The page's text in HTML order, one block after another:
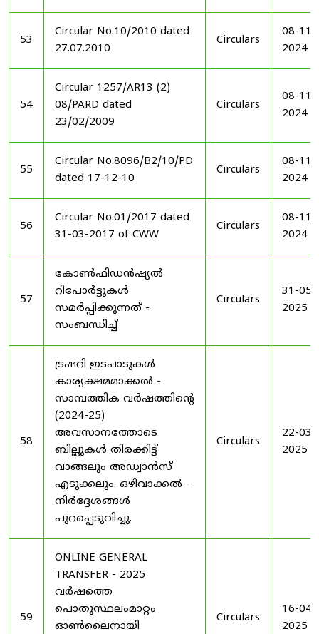
53
Circular No.10/2010 dated
27.07.2010
Circulars
08-11-
2024
54
Circular 1257/AR13 (2)
08/PARD dated
23/02/2009
Circulars
08-11-
2024
55
Circular No.8096/B2/10/PD
dated 17-12-10
Circulars
08-11-
2024
56
Circular No.01/2017 dated
31-03-2017 of CWW
Circulars
08-11-
2024
57
കോൺഫിഡൻഷ്യൽ
റിപോർട്ടുകൾ
സമർപ്പിക്കുന്നത് -
സംബന്ധിച്ച്
Circulars
31-05-
2025
58
ട്രഷറി ഇടപാടുകൾ
കാര്യക്ഷമമാക്കൽ -
സാമ്പത്തിക വർഷത്തിന്റെ
(2024-25)
അവസാനത്തോടെ
ബില്ലുകൾ തിരക്കിട്ട്
വാങ്ങലും അഡ്വാൻസ്
എടുക്കലും. ഒഴിവാക്കൽ -
നിർദ്ദേശങ്ങൾ
പുറപ്പെടുവിച്ചു.
Circulars
22-03-
2025
59
ONLINE GENERAL
TRANSFER - 2025
വർഷത്തെ
പൊതുസ്ഥലംമാറ്റം
ഓൺലൈനായി
Circulars
16-04-
2025